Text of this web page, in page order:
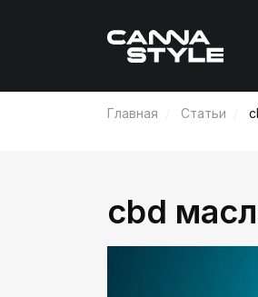
Главная Статьи
cbd